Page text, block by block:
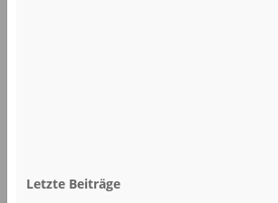
Letzte Beiträge